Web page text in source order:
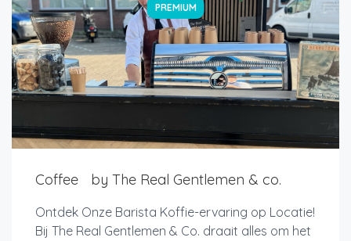
PREMIUM
Coffee by The Real Gentlemen & co.
Ontdek Onze Barista Koffie-ervaring op Locatie!
Bij The Real Gentlemen & Co. draait alles om het